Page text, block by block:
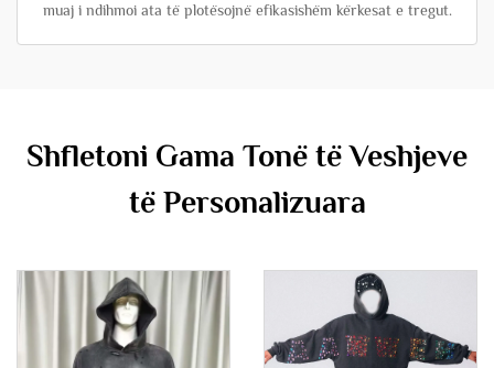
muaj i ndihmoi ata të plotësojnë efikasishëm kërkesat e tregut.
Shfletoni Gama Tonë të Veshjeve
të Personalizuara